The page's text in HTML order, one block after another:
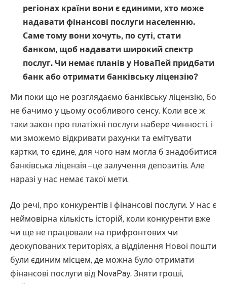
регіонах країни вони є єдиними, хто може
надавати фінансові послуги населенню.
Саме тому вони хочуть, по суті, стати
банком, щоб надавати широкий спектр
послуг. Чи немає планів у НоваПей придбати
банк або отримати банківську ліцензію?
Ми поки що не розглядаємо банківську ліцензію, бо
не бачимо у цьому особливого сенсу. Коли все ж
таки закон про платіжні послуги набере чинності, і
ми зможемо відкривати рахунки та емітувати
картки, то єдине, для чого нам могла б знадобитися
банківська ліцензія – це залучення депозитів. Але
наразі у нас немає такої мети.
До речі, про конкурентів і фінансові послуги. У нас є
неймовірна кількість історій, коли конкуренти вже
чи ще не працювали на прифронтових чи
деокупованих територіях, а відділення Нової пошти
були єдиним місцем, де можна було отримати
фінансові послуги від NovaPay. Зняти гроші,